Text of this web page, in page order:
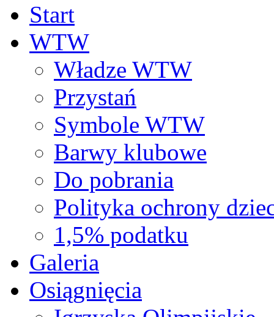
Start
WTW
Władze WTW
Przystań
Symbole WTW
Barwy klubowe
Do pobrania
Polityka ochrony
1,5% podatku
Galeria
Osiągnięcia